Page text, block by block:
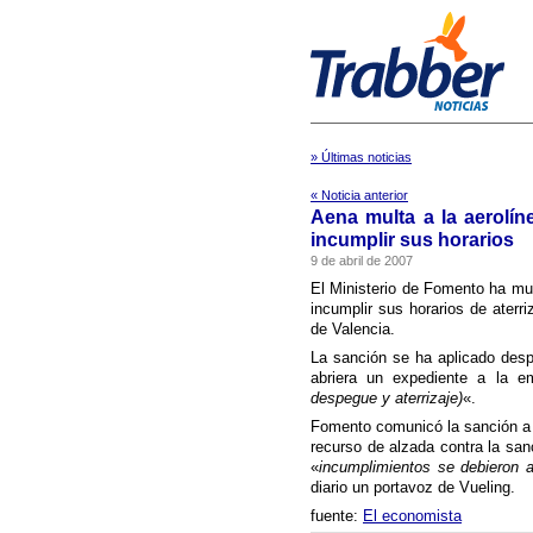
» Últimas noticias
« Noticia anterior
Aena multa a la
incumplir sus horarios
9 de abril de 2007
El Ministerio de Fomento ha
incumplir sus horarios de
de Valencia.
La sanción se ha aplicado
abriera un expediente a la
despegue y aterrizaje)«.
Fomento comunicó la sanción
recurso de alzada contra la
«incumplimientos se debieron
diario un portavoz de Vueling.
fuente: El economista